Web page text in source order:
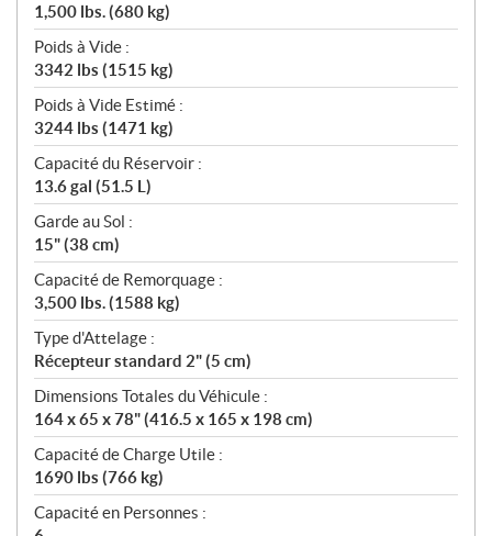
1,500 lbs. (680 kg)
Poids à Vide :
3342 lbs (1515 kg)
Poids à Vide Estimé :
3244 lbs (1471 kg)
Capacité du Réservoir :
13.6 gal (51.5 L)
Garde au Sol :
15" (38 cm)
Capacité de Remorquage :
3,500 lbs. (1588 kg)
Type d'Attelage :
Récepteur standard 2" (5 cm)
Dimensions Totales du Véhicule :
164 x 65 x 78" (416.5 x 165 x 198 cm)
Capacité de Charge Utile :
1690 lbs (766 kg)
Capacité en Personnes :